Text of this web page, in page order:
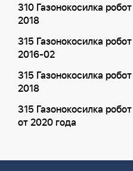
310 Газонокосилка робот
2018
315 Газонокосилка робот
2016-02
315 Газонокосилка робот
2018
315 Газонокосилка робот
от 2020 года